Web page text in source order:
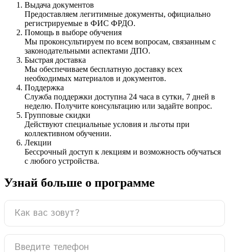
Выдача документов
Предоставляем легитимные документы, официально
регистрируемые в ФИС ФРДО.
Помощь в выборе обучения
Мы проконсультируем по всем вопросам, связанным с
законодательными аспектами ДПО.
Быстрая доставка
Мы обеспечиваем бесплатную доставку всех
необходимых материалов и документов.
Поддержка
Служба поддержки доступна 24 часа в сутки, 7 дней в
неделю. Получите консультацию или задайте вопрос.
Групповые скидки
Действуют специальные условия и льготы при
коллективном обучении.
Лекции
Бессрочный доступ к лекциям и возможность обучаться
с любого устройства.
Узнай больше о программе